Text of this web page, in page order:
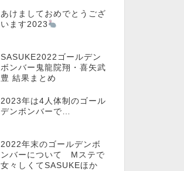
あけましておめでとうござ
います2023
SASUKE2022ゴールデン
ボンバー鬼龍院翔・喜矢武
豊 結果まとめ
2023年は4人体制のゴール
デンボンバーで…
2022年末のゴールデンボ
ンバーについて Mステで
女々しくてSASUKEほか